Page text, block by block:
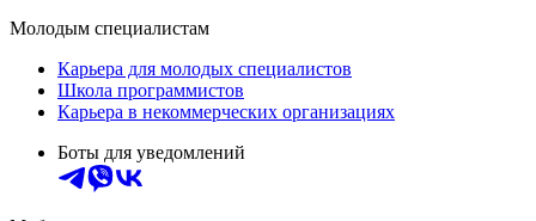
Молодым специалистам
Карьера для молодых специалистов
Школа программистов
Карьера в некоммерческих организациях
Боты для уведомлений